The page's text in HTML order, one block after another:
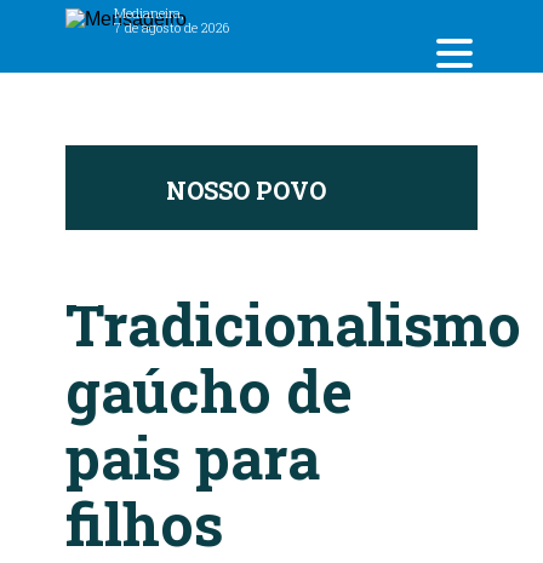
Medianeira,
7 de agosto de 2026
NOSSO POVO
Tradicionalismo
gaúcho de
pais para
filhos